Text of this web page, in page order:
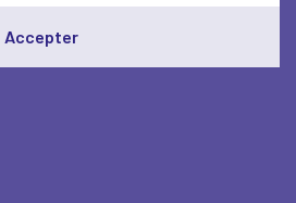
Accepter